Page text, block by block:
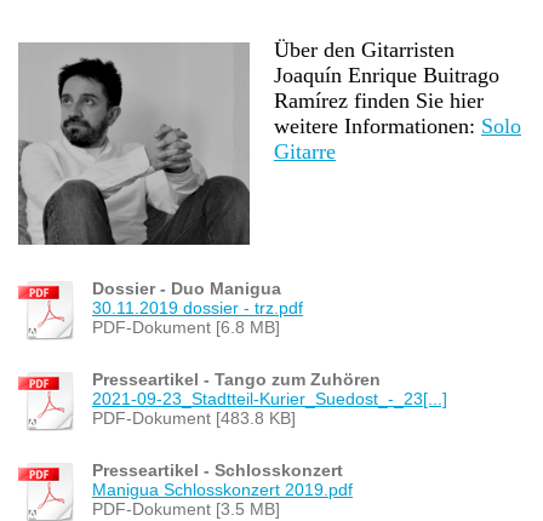
Über den Gitarristen
Joaquín Enrique Buitrago
Ramírez finden Sie hier
weitere Informationen: Solo
Gitarre
Dossier - Duo Manigua
30.11.2019 dossier - trz.pdf
PDF-Dokument [6.8 MB]
Presseartikel - Tango zum Zuhören
2021-09-23_Stadtteil-Kurier_Suedost_-_23[...]
PDF-Dokument [483.8 KB]
Presseartikel - Schlosskonzert
Manigua Schlosskonzert 2019.pdf
PDF-Dokument [3.5 MB]